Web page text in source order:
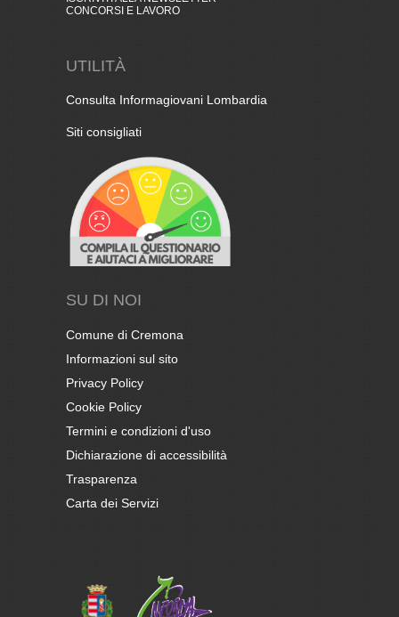
CONCORSI E LAVORO
UTILITÀ
Consulta Informagiovani Lombardia
Siti consigliati
SU DI NOI
Comune di Cremona
Informazioni sul sito
Privacy Policy
Cookie Policy
Termini e condizioni d'uso
Dichiarazione di accessibilità
Trasparenza
Carta dei Servizi